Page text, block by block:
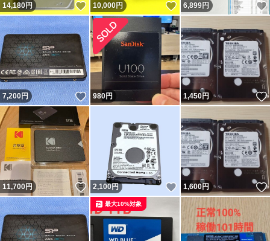
14,180円 いいね！
10,000円 いいね！
6,899円
7,200円 いいね！
980円 1,450円
11,700円 いいね！
2,100円 いいね！
1,600円
最大10%対象